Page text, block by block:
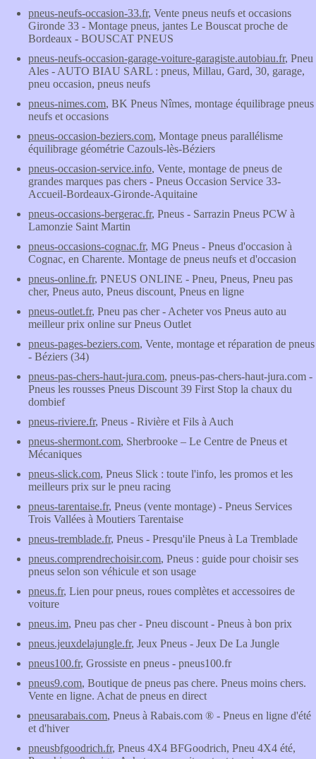
pneus-neufs-occasion-33.fr, Vente pneus neufs et occasions
Gironde 33 - Montage pneus, jantes Le Bouscat proche de
Bordeaux - BOUSCAT PNEUS
pneus-neufs-occasion-garage-voiture-garagiste.autobiau.fr, Pneu
Ales - AUTO BIAU SARL : pneus, Millau, Gard, 30, garage,
pneu occasion, pneus neufs
pneus-nimes.com, BK Pneus Nîmes, montage équilibrage pneus
neufs et occasions
pneus-occasion-beziers.com, Montage pneus parallélisme
équilibrage géométrie Cazouls-lès-Béziers
pneus-occasion-service.info, Vente, montage de pneus de
grandes marques pas chers - Pneus Occasion Service 33-
Accueil-Bordeaux-Gironde-Aquitaine
pneus-occasions-bergerac.fr, Pneus - Sarrazin Pneus PCW à
Lamonzie Saint Martin
pneus-occasions-cognac.fr, MG Pneus - Pneus d'occasion à
Cognac, en Charente. Montage de pneus neufs et d'occasion
pneus-online.fr, PNEUS ONLINE - Pneu, Pneus, Pneu pas
cher, Pneus auto, Pneus discount, Pneus en ligne
pneus-outlet.fr, Pneu pas cher - Acheter vos Pneus auto au
meilleur prix online sur Pneus Outlet
pneus-pages-beziers.com, Vente, montage et réparation de pneus
- Béziers (34)
pneus-pas-chers-haut-jura.com, pneus-pas-chers-haut-jura.com -
Pneus les rousses Pneus Discount 39 First Stop la chaux du
dombief
pneus-riviere.fr, Pneus - Rivière et Fils à Auch
pneus-shermont.com, Sherbrooke – Le Centre de Pneus et
Mécaniques
pneus-slick.com, Pneus Slick : toute l'info, les promos et les
meilleurs prix sur le pneu racing
pneus-tarentaise.fr, Pneus (vente montage) - Pneus Services
Trois Vallées à Moutiers Tarentaise
pneus-tremblade.fr, Pneus - Presqu'ile Pneus à La Tremblade
pneus.comprendrechoisir.com, Pneus : guide pour choisir ses
pneus selon son véhicule et son usage
pneus.fr, Lien pour pneus, roues complètes et accessoires de
voiture
pneus.im, Pneu pas cher - Pneu discount - Pneus à bon prix
pneus.jeuxdelajungle.fr, Jeux Pneus - Jeux De La Jungle
pneus100.fr, Grossiste en pneus - pneus100.fr
pneus9.com, Boutique de pneus pas chere. Pneus moins chers.
Vente en ligne. Achat de pneus en direct
pneusarabais.com, Pneus à Rabais.com ® - Pneus en ligne d'été
et d'hiver
pneusbfgoodrich.fr, Pneus 4X4 BFGoodrich, Pneu 4X4 été,